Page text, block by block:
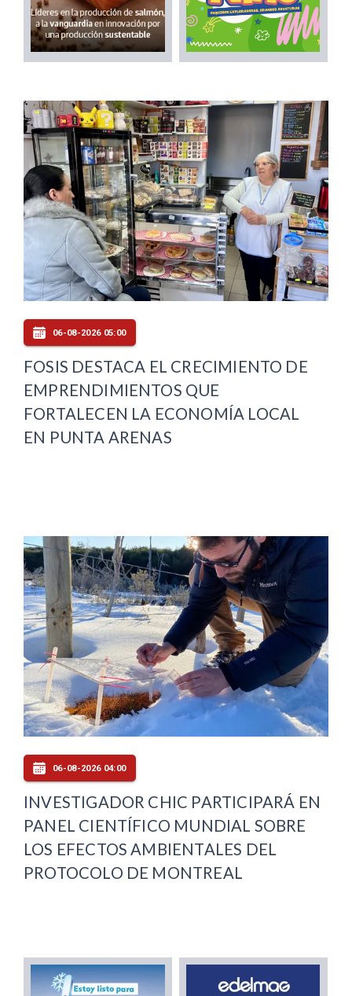
06-08-2026 05:00
FOSIS DESTACA EL CRECIMIENTO DE
EMPRENDIMIENTOS QUE
FORTALECEN LA ECONOMÍA LOCAL
EN PUNTA ARENAS
06-08-2026 04:00
INVESTIGADOR CHIC PARTICIPARÁ EN
PANEL CIENTÍFICO MUNDIAL SOBRE
LOS EFECTOS AMBIENTALES DEL
PROTOCOLO DE MONTREAL